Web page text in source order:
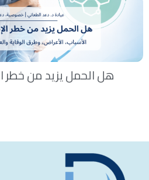
هل الحمل يزيد من خطر